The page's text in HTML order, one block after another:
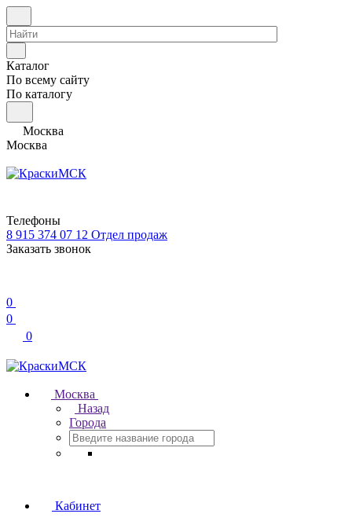
Каталог
По всему сайту
По каталогу
Москва
Москва
Телефоны
8 915 374 07 12 Отдел продаж
Заказать звонок
0
0
0
Москва
Назад
Города
Кабинет